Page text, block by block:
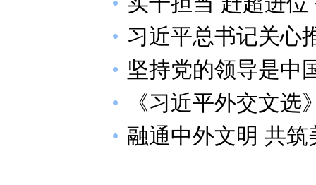
习近平总书记关心
坚持党的领导是中
《习近平外交文
融通中外文明 共筑